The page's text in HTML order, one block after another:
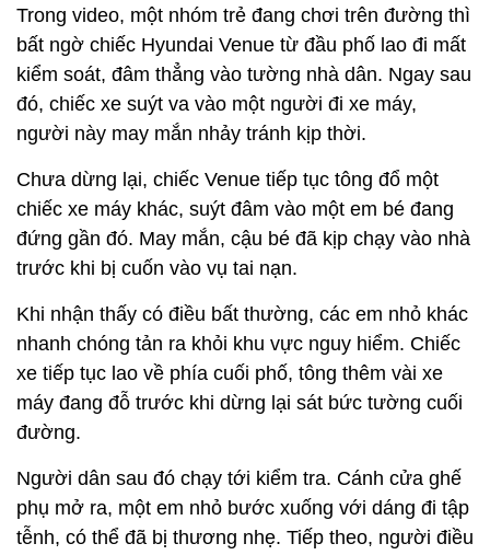
Trong video, một nhóm trẻ đang chơi trên đường thì
bất ngờ chiếc Hyundai Venue từ đầu phố lao đi mất
kiểm soát, đâm thẳng vào tường nhà dân. Ngay sau
đó, chiếc xe suýt va vào một người đi xe máy,
người này may mắn nhảy tránh kịp thời.
Chưa dừng lại, chiếc Venue tiếp tục tông đổ một
chiếc xe máy khác, suýt đâm vào một em bé đang
đứng gần đó. May mắn, cậu bé đã kịp chạy vào nhà
trước khi bị cuốn vào vụ tai nạn.
Khi nhận thấy có điều bất thường, các em nhỏ khác
nhanh chóng tản ra khỏi khu vực nguy hiểm. Chiếc
xe tiếp tục lao về phía cuối phố, tông thêm vài xe
máy đang đỗ trước khi dừng lại sát bức tường cuối
đường.
Người dân sau đó chạy tới kiểm tra. Cánh cửa ghế
phụ mở ra, một em nhỏ bước xuống với dáng đi tập
tễnh, có thể đã bị thương nhẹ. Tiếp theo, người điều